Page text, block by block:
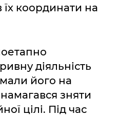
їх координати на
діяльність
його на
зняти
цілі. Під час